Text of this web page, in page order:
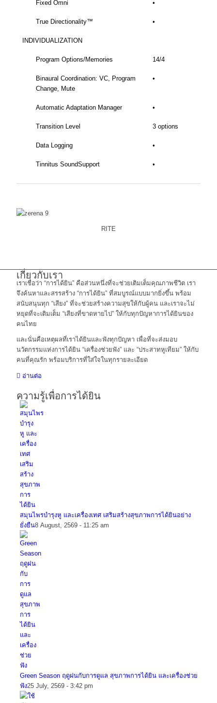
Fixed Omni •
True Directionality™ •
INDIVIDUALIZATION
Program Options/Memories 14/4
Binaural Coordination: VC, Program
Change, Mute
•
Automatic Adaptation Manager •
Transition Level 3 options
Data Logging •
Tinnitus SoundSupport •
RITE
เกี่ยวกับเรา
เราเชื่อว่า “การได้ยิน” คือส่วนหนึ่งที่จะช่วยเติมเต็มคุณภาพชีวิต เรา
จึงค้นหาและสรรสร้าง “การได้ยิน” ที่สมบูรณ์แบบมากยิ่งขึ้น พร้อม
สนับสนุนทุก “เสียง” ที่จะช่วยสร้างความสุขให้กับผู้คน และเราจะไม่
หยุดที่จะเติมเต็ม “เสียงที่ขาดหายไป” ให้กับทุกปัญหาการได้ยินของ
คนไทย
และนั่นคือเหตุผลที่เราได้ยินและฟังทุกปัญหา เพื่อที่จะส่งมอบ
นวัตกรรมแห่งการได้ยิน “เครื่องช่วยฟัง” และ “ประสาทหูเทียม” ให้กับ
คนที่คุณรัก พร้อมบริการที่ใส่ใจในทุกรายละเอียด
อ่านต่อ
ความรู้เพื่อการได้ยิน
สมุนไพรบำรุงหู และเครื่องเทศ เสริมสร้างสุขภาพการได้ยินอย่าง
ยั่งยืน8 August, 2569 - 11:25 am
Green Season ฤดูฝนกับการดูแล สุขภาพการได้ยิน และเครื่องช่วย
ฟัง25 July, 2569 - 3:42 pm